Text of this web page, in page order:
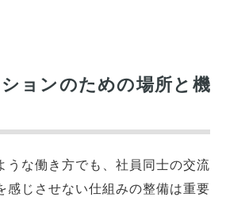
ョンのための場所と機
うな働き方でも、社員同士の交流
感じさせない仕組みの整備は重要